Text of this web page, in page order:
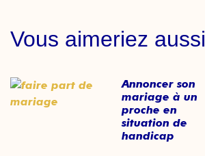
Vous aimeriez aussi
Annoncer son
mariage à un
proche en
situation de
handicap